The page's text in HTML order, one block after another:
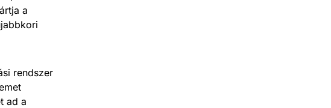
a
rendszer
ad a